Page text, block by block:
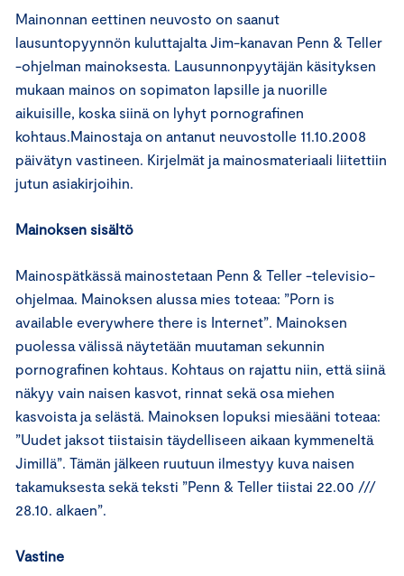
Mainonnan eettinen neuvosto on saanut
lausuntopyynnön kuluttajalta Jim-kanavan Penn & Teller
-ohjelman mainoksesta. Lausunnonpyytäjän käsityksen
mukaan mainos on sopimaton lapsille ja nuorille
aikuisille, koska siinä on lyhyt pornografinen
kohtaus.Mainostaja on antanut neuvostolle 11.10.2008
päivätyn vastineen. Kirjelmät ja mainosmateriaali liitettiin
jutun asiakirjoihin.
Mainoksen sisältö
Mainospätkässä mainostetaan Penn & Teller -televisio-
ohjelmaa. Mainoksen alussa mies toteaa: ”Porn is
available everywhere there is Internet”. Mainoksen
puolessa välissä näytetään muutaman sekunnin
pornografinen kohtaus. Kohtaus on rajattu niin, että siinä
näkyy vain naisen kasvot, rinnat sekä osa miehen
kasvoista ja selästä. Mainoksen lopuksi miesääni toteaa:
”Uudet jaksot tiistaisin täydelliseen aikaan kymmeneltä
Jimillä”. Tämän jälkeen ruutuun ilmestyy kuva naisen
takamuksesta sekä teksti ”Penn & Teller tiistai 22.00 ///
28.10. alkaen”.
Vastine